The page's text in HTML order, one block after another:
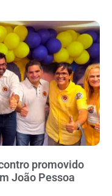
promovido
João Pessoa